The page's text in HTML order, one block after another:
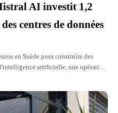
AI investit 1,2
centres de données
en Suède pour construire des
l'intelligence artificielle, une opération
calcul de 50